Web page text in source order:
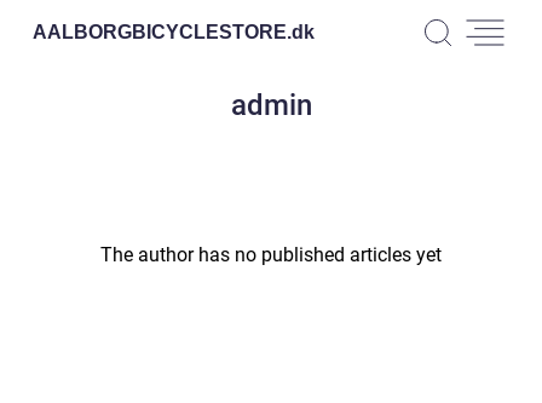
AALBORGBICYCLESTORE.dk
admin
The author has no published articles yet